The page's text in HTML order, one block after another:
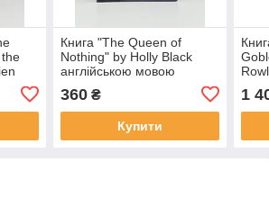
Книга "The Queen of
Nothing" by Holly Black
англійською мовою
360₴
Купити
1